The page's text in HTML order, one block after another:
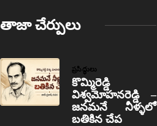
తాజా చేర్పులు
ప్రసిద్ధులు
కొమ్మిరెడ్డి
విశ్వమోహనరెడ్డి –
జనమనే నీళ్ళలో
బతికిన చేప